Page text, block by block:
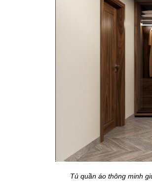
Tủ quần áo thông minh